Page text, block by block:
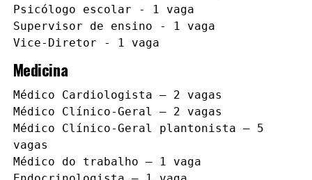
Psicólogo escolar - 1 vaga
Supervisor de ensino - 1 vaga
Vice-Diretor - 1 vaga
Medicina
Médico Cardiologista – 2 vagas
Médico Clínico-Geral – 2 vagas
Médico Clínico-Geral plantonista – 5
vagas
Médico do trabalho – 1 vaga